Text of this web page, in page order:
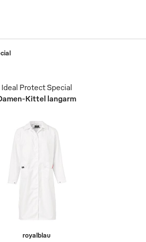
Kittel langarm
Ideal Protect Special
royalblau